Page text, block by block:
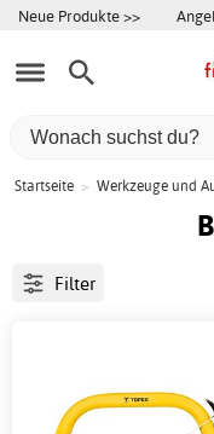
Neue Produkte >>
Startseite > Werkzeuge und
Filter